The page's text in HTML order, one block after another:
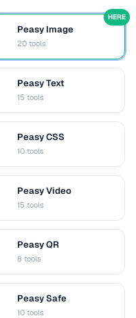
Peasy Image
20 tools
HERE
Peasy Text
15 tools
Peasy CSS
10 tools
Peasy Video
15 tools
Peasy QR
8 tools
Peasy Safe
10 tools